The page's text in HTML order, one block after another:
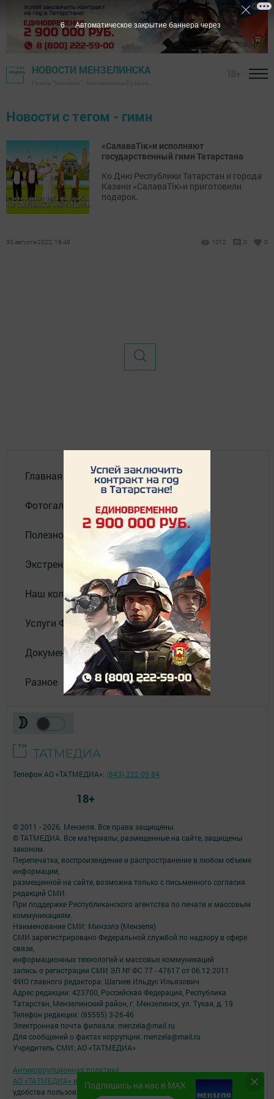
НОВОСТИ МЕНЗЕЛИНСКА
Новости с тегом - гимн
«СалаваТік»и исполняют
государственный гимн Татарстана
Ко Дню Республики Татарстан и города
Казани «СалаваТік»и приготовили
подарок.
30 августа 2022, 16:48 1012 0 0
Главная
Фотогалереи
Полезное
Экстренные службы
Наш коллектив
Услуги Филиала АО "ТАТМЕДИА"
Документы
Разное
Подпишись на нас в MAX
© 2011 - 2026. Мензеля. Все права защищены.
© ТАТМЕДИА. Все материалы, размещенные на сайте, защищены
законом.
Перепечатка, воспроизведение и распространение в любом объеме
информации,
размещенной на сайте, возможна только с письменного согласия
редакций СМИ.
При поддержке Республиканского агентства по печати и массовым
коммуникациям.
Наименование СМИ: Минзэлэ (Мензеля)
СМИ зарегистрировано Федеральной службой по надзору в сфере
связи,
информационных технологий и массовых коммуникаций
запись о регистрации СМИ ЭЛ № ФС 77 - 47617 от 06.12.2011
ФИО главного редактора: Шагиев Ильдус Ильязович
Адрес редакции: 423700, Российская Федерация, Республика
Татарстан, Мензелинский район, г. Мензелинск, ул. Тукая, д. 19
Телефон редакции: (85555) 3-26-46
Электронная почта филиала: menzela@mail.ru
Для сообщений о фактах коррупции: menzela@mail.ru
Учредитель СМИ: АО «ТАТМЕДИА»
Антикоррупционная политика
АО «ТАТМЕДИА» использует «cookie»
для персонализации сервисов и
удобства пользователей сайтом.
Телефон АО «ТАТМЕДИА»: (843) 222 09 84
18+
6 Автоматическое закрытие баннера через